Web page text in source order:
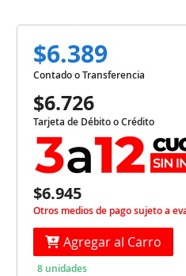
$6.389
Contado o Transferencia
$6.726
Tarjeta de Débito o Crédito
$6.945
Otros medios de pago sujeto a
Agregar al Carro
8 unidades